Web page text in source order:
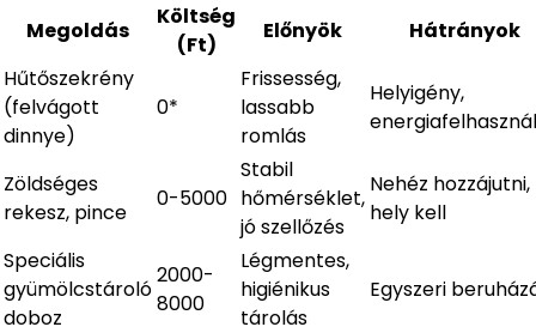
Megoldás
Költség
(Ft)
Előnyök
Hátrányok
Hűtőszekrény
(felvágott
dinnye)
0*
Frissesség,
lassabb
romlás
Helyigény,
Zöldséges
rekesz, pince
0-5000
Stabil
hőmérséklet,
jó szellőzés
Nehéz hozzájutni,
hely kell
Speciális
gyümölcstároló
doboz
2000-
8000
Légmentes,
higiénikus
tárolás
Egyszeri